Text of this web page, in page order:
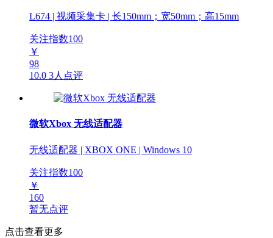
L674 | 视频采集卡 | 长150mm；宽50mm；高15mm
关注指数100
￥
98
10.0 3人点评
微软Xbox 无线适配器
无线适配器 | XBOX ONE | Windows 10
关注指数100
￥
160
暂无点评
点击查看更多